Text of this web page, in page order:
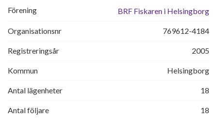
Förening BRF Fiskaren i Helsingborg
Organisationsnr 769612-4184
Registreringsår 2005
Kommun Helsingborg
Antal lägenheter 18
Antal följare 18